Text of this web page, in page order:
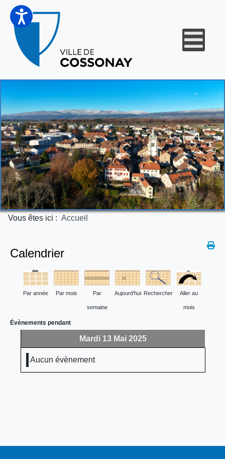
Vous êtes ici : Accueil
Calendrier
Par année Par mois Par
semaine
Aujourd'hui Rechercher Aller au
mois
Évènements pendant
Mardi 13 Mai 2025
Aucun évènement